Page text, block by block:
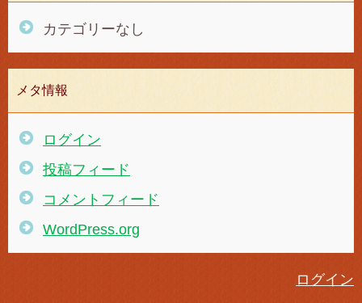
カテゴリーなし
メタ情報
ログイン
投稿フィード
コメントフィード
WordPress.org
ログイン